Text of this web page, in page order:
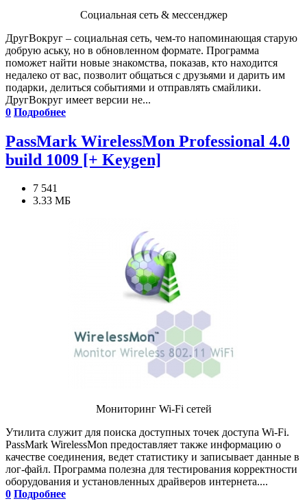
Социальная сеть & мессенджер
ДругВокруг – социальная сеть, чем-то напоминающая старую
добрую аську, но в обновленном формате. Программа
поможет найти новые знакомства, показав, кто находится
недалеко от вас, позволит общаться с друзьями и дарить им
подарки, делиться событиями и отправлять смайлики.
ДругВокруг имеет версии не...
0 Подробнее
PassMark WirelessMon Professional 4.0
build 1009 [+ Keygen]
7 541
3.33 МБ
Мониторинг Wi-Fi сетей
Утилита служит для поиска доступных точек доступа Wi-Fi.
PassMark WirelessMon предоставляет также информацию о
качестве соединения, ведет статистику и записывает данные в
лог-файл. Программа полезна для тестирования корректности
оборудования и установленных драйверов интернета....
0 Подробнее